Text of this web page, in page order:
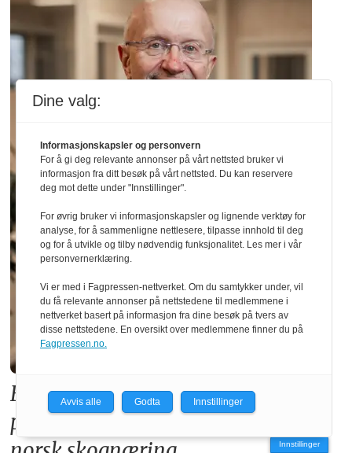
Forslaget til ny TEK17-forskrift
premierer betong på bekostning av
Innstillinger
Dine valg:
Informasjonskapsler og personvern
For å gi deg relevante annonser på vårt nettsted bruker vi
informasjon fra ditt besøk på vårt nettsted. Du kan reservere
deg mot dette under "Innstillinger".
For øvrig bruker vi informasjonskapsler og lignende verktøy for
analyse, for å sammenligne nettlesere, tilpasse innhold til deg
og for å utvikle og tilby nødvendig funksjonalitet. Les mer i vår
personvernerklæring.
Vi er med i Fagpressen-nettverket. Om du samtykker under, vil
du få relevante annonser på nettstedene til medlemmene i
nettverket basert på informasjon fra dine besøk på tvers av
disse nettstedene. En oversikt over medlemmene finner du på
Fagpressen.no.
Avvis alle Godta Innstillinger